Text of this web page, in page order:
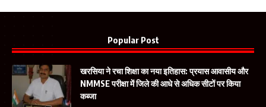
Popular Post
खरसिया ने रचा शिक्षा का नया इतिहास: प्रयास आवासीय और
NMMSE परीक्षा में जिले की आधे से अधिक सीटों पर किया
कब्जा